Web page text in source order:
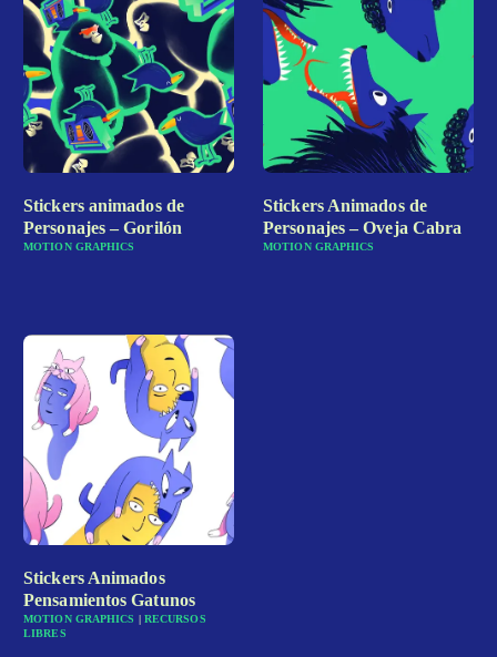
Stickers animados de
Personajes – Gorilón
MOTION GRAPHICS
Stickers Animados de
Personajes – Oveja Cabra
MOTION GRAPHICS
Stickers Animados
Pensamientos Gatunos
MOTION GRAPHICS | RECURSOS
LIBRES